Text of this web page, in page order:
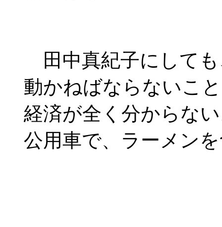
田中真紀子にしても
動かねばならないこ
経済が全く分からな
公用車で、ラーメン